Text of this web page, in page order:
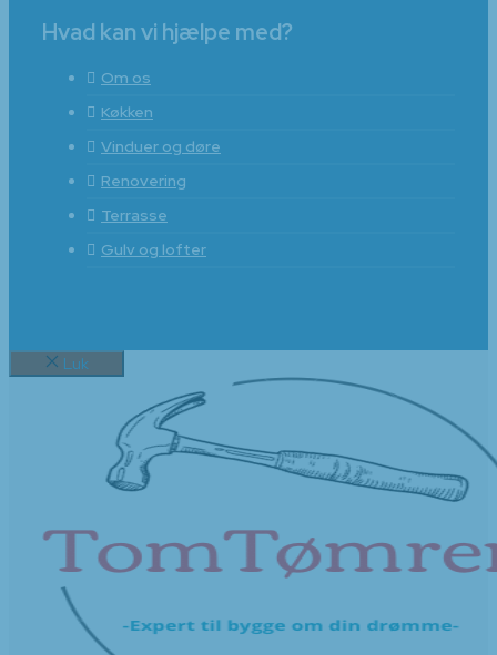
Hvad kan vi hjælpe med?
Om os
Køkken
Vinduer og døre
Renovering
Terrasse
Gulv og lofter
Luk